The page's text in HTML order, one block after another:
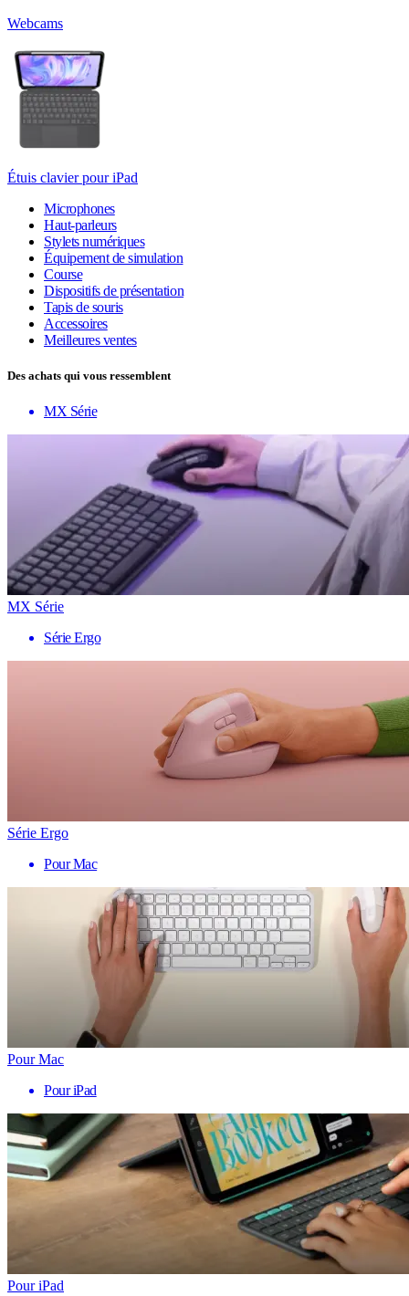
Webcams
Étuis clavier pour iPad
Microphones
Haut-parleurs
Stylets numériques
Équipement de simulation
Course
Dispositifs de présentation
Tapis de souris
Accessoires
Meilleures ventes
Des achats qui vous ressemblent
MX Série
MX Série
Série Ergo
Série Ergo
Pour Mac
Pour Mac
Pour iPad
Pour iPad